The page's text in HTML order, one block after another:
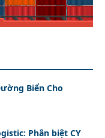
Biển Cho
Phân biệt CY